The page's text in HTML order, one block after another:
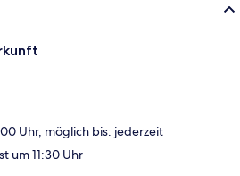
Uhr, möglich bis: jederzeit
um 11:30 Uhr